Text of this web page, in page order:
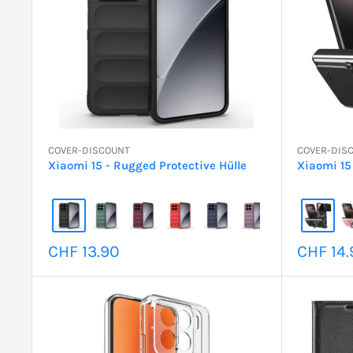
COVER-DISCOUNT
Xiaomi 15 - Rugged Protective Hülle
Sonderpreis
CHF 13.90
COVER-
Xiaomi
CHF